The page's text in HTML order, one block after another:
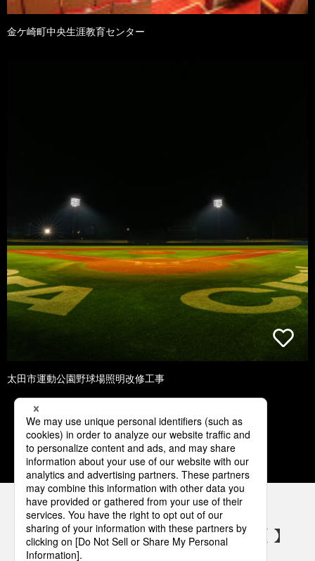
金ケ崎町中央生涯教育センター
太田市運動公園野球場照明改修工事
1 2 3 4 5
パナソニックの電気設備 SNSアカウント